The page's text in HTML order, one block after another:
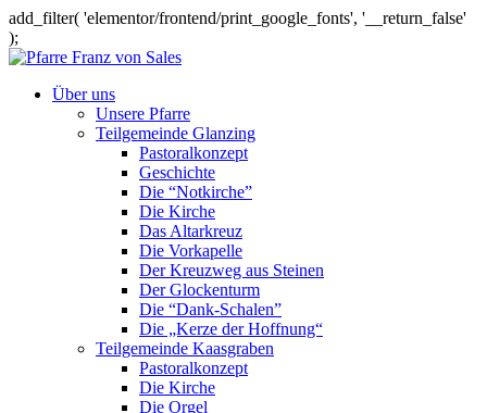
add_filter( 'elementor/frontend/print_google_fonts', '__return_false'
);
Über uns
Unsere Pfarre
Teilgemeinde Glanzing
Pastoralkonzept
Geschichte
Die “Notkirche”
Die Kirche
Das Altarkreuz
Die Vorkapelle
Der Kreuzweg aus Steinen
Der Glockenturm
Die “Dank-Schalen”
Die „Kerze der Hoffnung“
Teilgemeinde Kaasgraben
Pastoralkonzept
Die Kirche
Die Orgel